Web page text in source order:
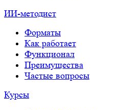
ИИ-методист
Форматы
Как работает
Функционал
Преимущества
Частые вопросы
Курсы